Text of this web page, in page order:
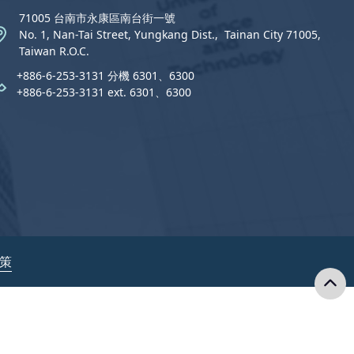
71005 台南市永康區南台街一號
No. 1, Nan-Tai Street, Yungkang Dist.,  Tainan City 71005,
Taiwan R.O.C.
+886-6-253-3131 分機 6301、6300
+886-6-253-3131 ext. 6301、6300